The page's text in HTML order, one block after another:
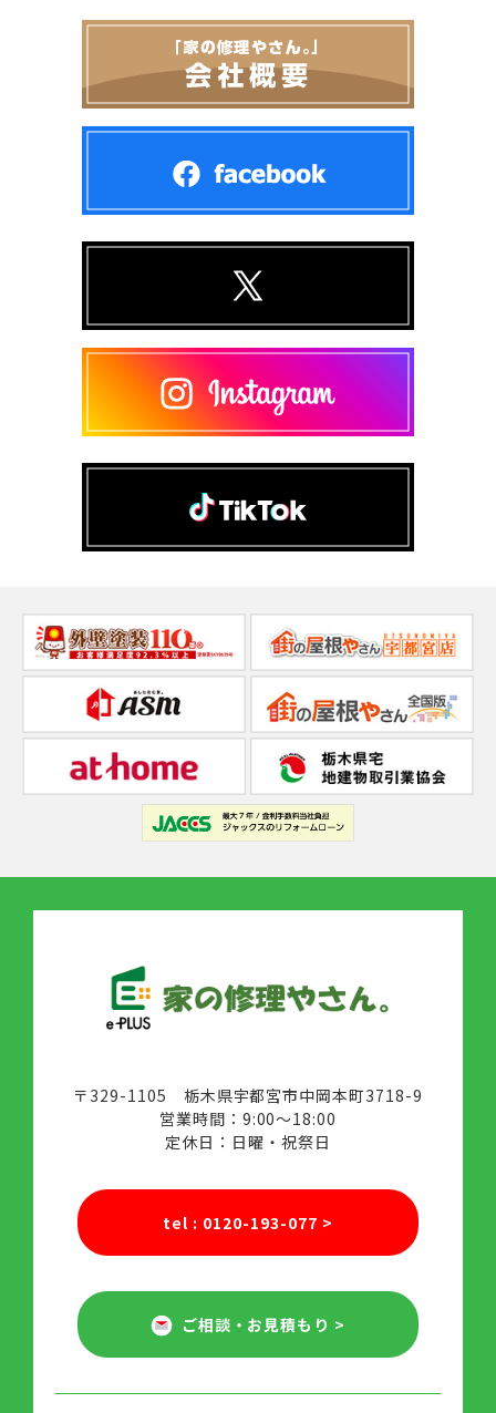
〒329-1105 栃木県宇都宮市中岡本町3718-9
営業時間：9:00～18:00
定休日：日曜・祝祭日
tel : 0120-193-077 >
ご相談・お見積もり >